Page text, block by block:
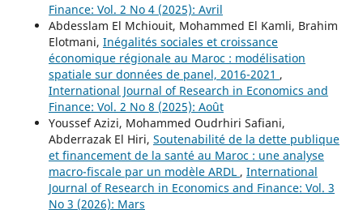
Finance: Vol. 2 No 4 (2025): Avril
Abdesslam El Mchiouit, Mohammed El Kamli, Brahim
Elotmani, Inégalités sociales et croissance
économique régionale au Maroc : modélisation
spatiale sur données de panel, 2016-2021 ,
International Journal of Research in Economics and
Finance: Vol. 2 No 8 (2025): Août
Youssef Azizi, Mohammed Oudrhiri Safiani,
Abderrazak El Hiri, Soutenabilité de la dette publique
et financement de la santé au Maroc : une analyse
macro-fiscale par un modèle ARDL , International
Journal of Research in Economics and Finance: Vol. 3
No 3 (2026): Mars